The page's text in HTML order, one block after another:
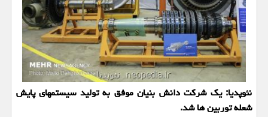
نئوپدیا: یك شركت دانش بنیان موفق به تولید سیستمهای پایش
شعله توربین ها شد.